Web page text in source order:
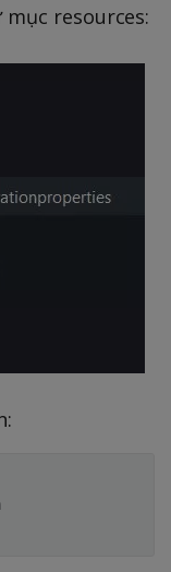
resources: